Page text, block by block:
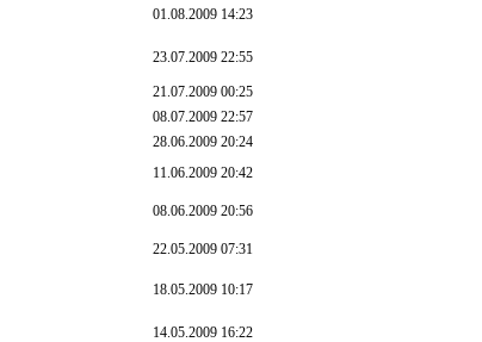
01.08.2009 14:23
23.07.2009 22:55
21.07.2009 00:25
08.07.2009 22:57
28.06.2009 20:24
11.06.2009 20:42
08.06.2009 20:56
22.05.2009 07:31
18.05.2009 10:17
14.05.2009 16:22